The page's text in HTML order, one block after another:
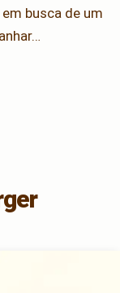
busca de um